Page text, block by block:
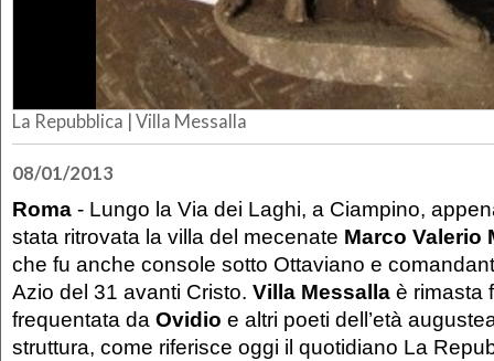
La Repubblica | Villa Messalla
08/01/2013
Roma - Lungo la Via dei Laghi, a Ciampino,
stata ritrovata la villa del mecenate Marco Valerio
che fu anche console sotto Ottaviano e
Azio del 31 avanti Cristo. Villa Messalla è rimasta
frequentata da Ovidio e altri poeti dell’età
struttura, come riferisce oggi il quotidiano La